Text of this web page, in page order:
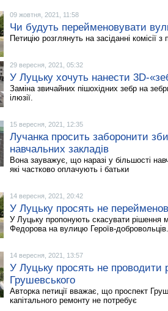
09 жовтня, 2021, 11:58
Чи будуть перейменовувати
Петицію розглянуть на засіданні комісії
29 вересня, 2021, 05:32
У Луцьку хочуть нанести 3D-
Заміна звичайних пішохідних зебр на
ілюзії.
15 вересня, 2021, 12:35
Лучанка просить заборонити
навчальних закладів
Вона зауважує, що наразі у більшості
які частково оплачують і батьки
14 вересня, 2021, 20:42
У Луцьку просять не
У Луцьку пропонують скасувати рішення
Федорова на вулицю Героїв-добровольців.
14 вересня, 2021, 13:57
У Луцьку просять не проводити
Грушевського
Авторка петиції вважає, що проспект
капітального ремонту не потребує